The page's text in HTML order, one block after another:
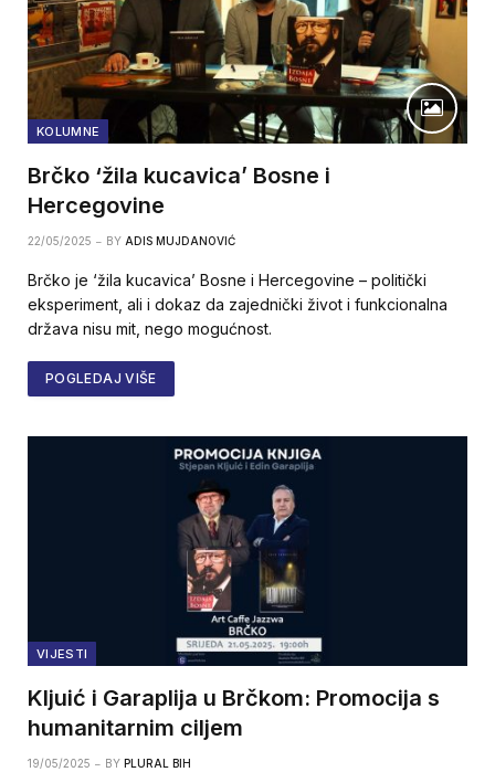
KOLUMNE
Brčko ‘žila kucavica’ Bosne i
Hercegovine
22/05/2025 BY ADIS MUJDANOVIĆ
Brčko je ‘žila kucavica’ Bosne i Hercegovine – politički
eksperiment, ali i dokaz da zajednički život i funkcionalna
država nisu mit, nego mogućnost.
POGLEDAJ VIŠE
VIJESTI
Kljuić i Garaplija u Brčkom: Promocija s
humanitarnim ciljem
19/05/2025 BY PLURAL BIH